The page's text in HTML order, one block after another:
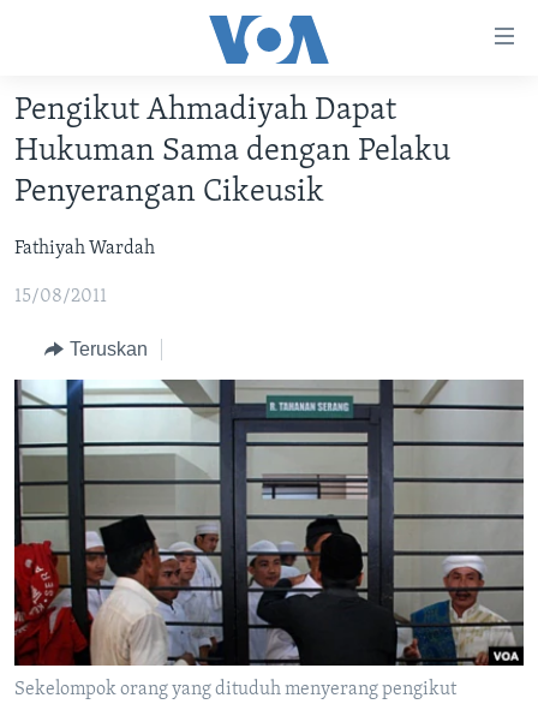
Akses
Lanjut
ke
Konten
Lanjut
ke
Utama
Lanjut
ke
Pencarian
BERANDA
VIDEO
POLYGRAPH
DAFTAR PROGRAM
Learning English
Bahasa-bahasa
Pengikut Ahmadiyah Dapat
Hukuman Sama dengan Pelaku
Penyerangan Cikeusik
Fathiyah Wardah
15/08/2011
Teruskan
Sekelompok orang yang dituduh menyerang pengikut